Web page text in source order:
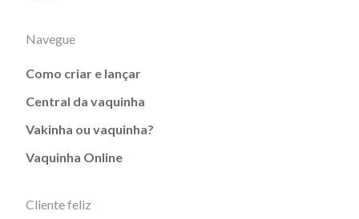
Navegue
Como criar e lançar
Central da vaquinha
Vakinha ou vaquinha?
Vaquinha Online
Cliente feliz